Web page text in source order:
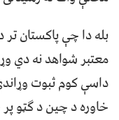
بله دا چې پاکستان تر
معتبر شواهد نه دي
داسې کوم ثبوت
خاوره د چین د ګټو